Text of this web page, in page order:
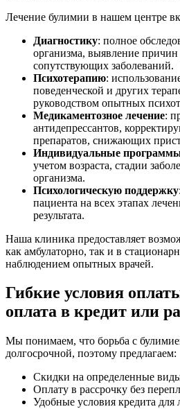
Лечение булимии в нашем центре
Диагностику: полное
организма, выявление причин
сопутствующих заболеваний.
Психотерапию:
поведенческой и других
руководством опытных
Медикаментозное лечение:
антидепрессантов,
препаратов, снижающих
Индивидуальные
учетом возраста, стадии
организма.
Психологическую поддержку
пациента на всех этапах
результата.
Наша клиника предоставляет
как амбулаторно, так и в
наблюдением опытных врачей.
Гибкие условия
оплата в кредит или
Мы понимаем, что борьба с
долгосрочной, поэтому предлагаем:
Скидки на определенные
Оплату в рассрочку без
Удобные условия кредита для